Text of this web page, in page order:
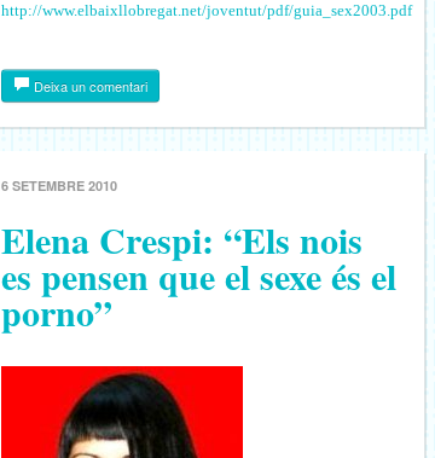
http://www.elbaixllobregat.net/joventut/pdf/guia_sex2003.pdf
Deixa un comentari
6 SETEMBRE 2010
Elena Crespi: “Els nois
es pensen que el sexe és el
porno”